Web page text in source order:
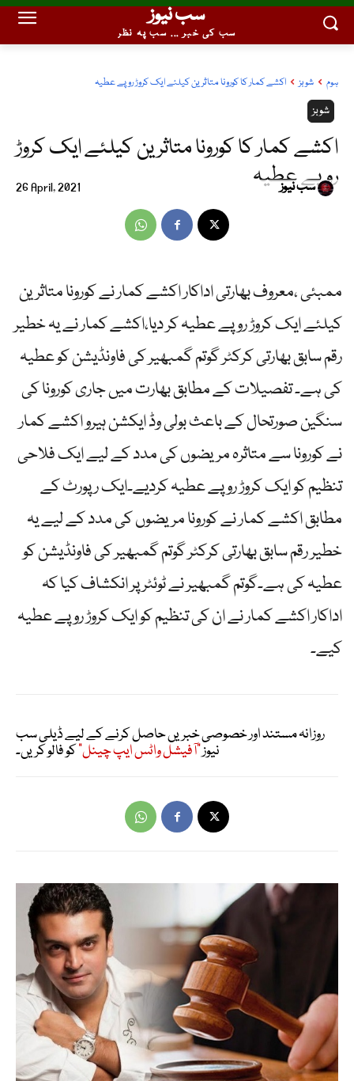
سب نیوز
سب کی خبر ... سب پہ نظر
ہوم شوبز اکشے کمار کا کورونا متاثرین کیلئے ایک کروڑ روپے عطیہ
شوبز
اکشے کمار کا کورونا متاثرین کیلئے ایک کروڑ
روپے عطیہ
26 April, 2021 سب نیوز
ممبئی ،معروف بھارتی اداکار اکشے کمار نے کورونا متاثرین
کیلئے ایک کروڑ روپے عطیہ کر دیا،اکشے کمار نے یہ خطیر
رقم سابق بھارتی کرکٹر گوتم گمبھیر کی فاونڈیشن کو عطیہ
کی ہے۔ تفصیلات کے مطابق بھارت میں جاری کورونا کی
سنگین صورتحال کے باعث بولی وڈ ایکشن ہیرو اکشے کمار
نے کورونا سے متاثرہ مریضوں کی مدد کے لیے ایک فلاحی
تنظیم کو ایک کروڑ روپے عطیہ کردیے۔ایک رپورٹ کے
مطابق اکشے کمار نے کورونا مریضوں کی مدد کے لیے یہ
خطیر رقم سابق بھارتی کرکٹر گوتم گمبھیر کی فاونڈیشن کو
عطیہ کی ہے۔گوتم گمبھیر نے ٹوئٹر پر انکشاف کیا کہ
اداکار اکشے کمار نے ان کی تنظیم کو ایک کروڑ روپے عطیہ
کیے۔
روزانہ مستند اور خصوصی خبریں حاصل کرنے کے لیے ڈیلی سب
نیوز"آفیشل واٹس ایپ چینل"کو فالو کریں۔